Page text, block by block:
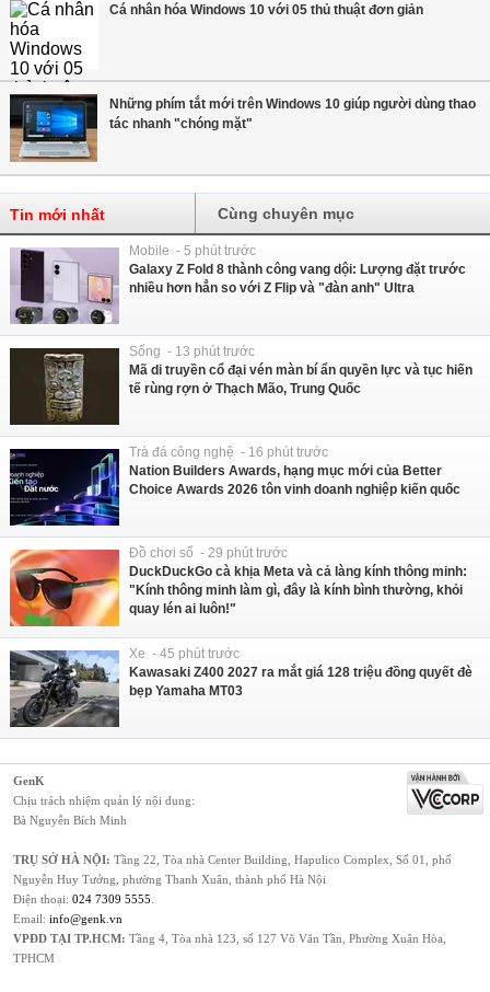
Cá nhân hóa Windows 10 với 05 thủ thuật đơn giản
Những phím tắt mới trên Windows 10 giúp người dùng thao
tác nhanh "chóng mặt"
Tin mới nhất Cùng chuyên mục
Mobile - 5 phút trước
Galaxy Z Fold 8 thành công vang dội: Lượng đặt trước
nhiều hơn hẳn so với Z Flip và "đàn anh" Ultra
Sống - 13 phút trước
Mã di truyền cổ đại vén màn bí ẩn quyền lực và tục hiến
tế rùng rợn ở Thạch Mão, Trung Quốc
Trà đá công nghệ - 16 phút trước
Nation Builders Awards, hạng mục mới của Better
Choice Awards 2026 tôn vinh doanh nghiệp kiến quốc
Đồ chơi số - 29 phút trước
DuckDuckGo cà khịa Meta và cả làng kính thông minh:
"Kính thông minh làm gì, đây là kính bình thường, khỏi
quay lén ai luôn!"
Xe - 45 phút trước
Kawasaki Z400 2027 ra mắt giá 128 triệu đồng quyết đè
bẹp Yamaha MT03
GenK
Chịu trách nhiệm quản lý nội dung:
Bà Nguyễn Bích Minh
TRỤ SỞ HÀ NỘI: Tầng 22, Tòa nhà Center Building, Hapulico Complex, Số 01, phố
Nguyễn Huy Tưởng, phường Thanh Xuân, thành phố Hà Nội
Điện thoại: 024 7309 5555
Email: info@genk.vn
VPĐD TẠI TP.HCM: Tầng 4, Tòa nhà 123, số 127 Võ Văn Tần, Phường Xuân Hòa,
TPHCM